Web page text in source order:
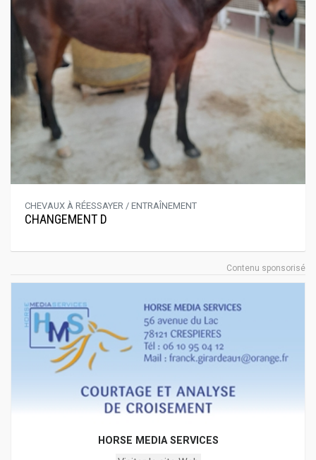
CHEVAUX À RÉESSAYER / ENTRAÎNEMENT
CHANGEMENT D
Contenu sponsorisé
HORSE MEDIA SERVICES